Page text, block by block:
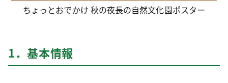
ちょっとおでかけ 秋の夜長の自然文化園ポスター
1．基本情報